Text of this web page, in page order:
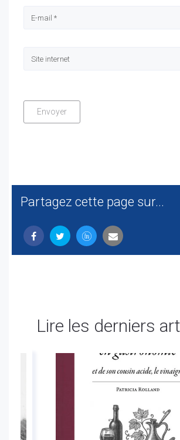
Partagez cette page sur...
Lire les derniers